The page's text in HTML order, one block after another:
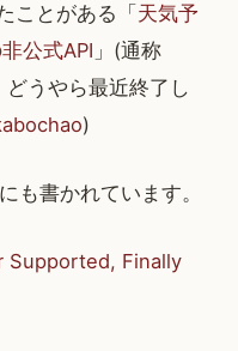
ことがある「 天気予
公式API 」(通称
うやら最近終了し
)
も書かれています。
Supported, Finally